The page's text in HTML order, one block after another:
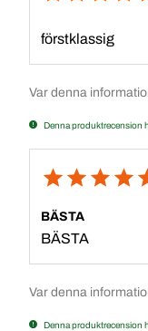
förstklassig
Var denna
Denna produktrecension
BÄSTA
BÄSTA
Var denna
Denna produktrecension